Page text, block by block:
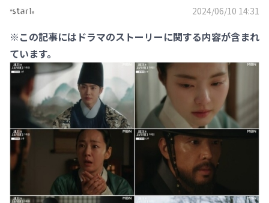
2024/06/10 14:31
※この記事にはドラマのストーリーに関する内容が含まれ
ています。